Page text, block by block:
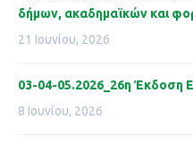
δήμων, ακαδημαϊκών και
21 Ιουνίου, 2026
03-04-05.2026_26η Έκδοση
8 Ιουνίου, 2026